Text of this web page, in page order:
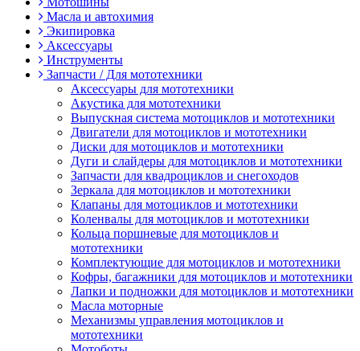
Масла и автохимия
Экипировка
Аксессуары
Инструменты
Запчасти / Для мототехники
Аксессуары для мототехники
Акустика для мототехники
Выпускная система мотоциклов и мототехники
Двигатели для мотоциклов и мототехники
Диски для мотоциклов и мототехники
Дуги и слайдеры для мотоциклов и мототехники
Запчасти для квадроциклов и снегоходов
Зеркала для мотоциклов и мототехники
Клапаны для мотоциклов и мототехники
Коленвалы для мотоциклов и мототехники
Кольца поршневые для мотоциклов и
мототехники
Комплектующие для мотоциклов и мототехники
Кофры, багажники для мотоциклов и мототехники
Лапки и подножки для мотоциклов и мототехники
Масла моторные
Механизмы управления мотоциклов и
мототехники